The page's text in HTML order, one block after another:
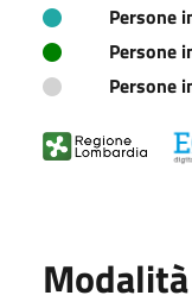
Persone
Persone
Persone